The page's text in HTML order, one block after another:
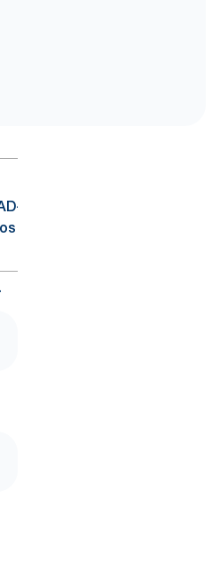
A-Glance®“ skydelis
priemonių stovui,